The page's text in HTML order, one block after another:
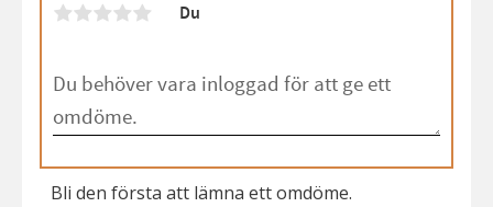
Du
Bli den första att lämna ett omdöme.